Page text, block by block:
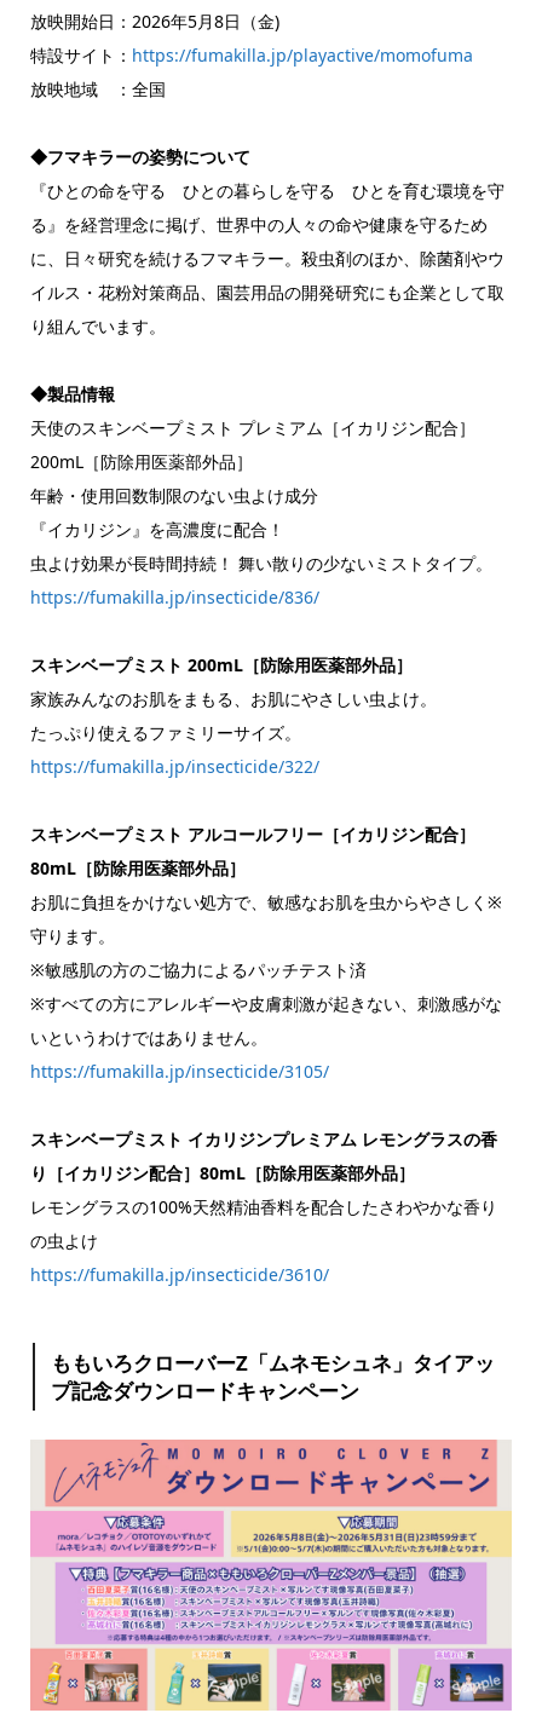
放映開始日：2026年5月8日（金)
特設サイト： https://fumakilla.jp/playactive/momofuma
放映地域 ：全国
◆フマキラーの姿勢について
『ひとの命を守る ひとの暮らしを守る ひとを育む環境を守
る』を経営理念に掲げ、世界中の人々の命や健康を守るため
に、日々研究を続けるフマキラー。殺虫剤のほか、除菌剤やウ
イルス・花粉対策商品、園芸用品の開発研究にも企業として取
り組んでいます。
◆製品情報
天使のスキンベープミスト プレミアム［イカリジン配合］
200mL［防除用医薬部外品］
年齢・使用回数制限のない虫よけ成分
『イカリジン』を高濃度に配合！
虫よけ効果が長時間持続！ 舞い散りの少ないミストタイプ。
https://fumakilla.jp/insecticide/836/
スキンベープミスト 200mL［防除用医薬部外品］
家族みんなのお肌をまもる、お肌にやさしい虫よけ。
たっぷり使えるファミリーサイズ。
https://fumakilla.jp/insecticide/322/
スキンベープミスト アルコールフリー［イカリジン配合］
80mL［防除用医薬部外品］
お肌に負担をかけない処方で、敏感なお肌を虫からやさしく※
守ります。
※敏感肌の方のご協力によるパッチテスト済
※すべての方にアレルギーや皮膚刺激が起きない、刺激感がな
いというわけではありません。
https://fumakilla.jp/insecticide/3105/
スキンベープミスト イカリジンプレミアム レモングラスの香
り［イカリジン配合］80mL［防除用医薬部外品］
レモングラスの100%天然精油香料を配合したさわやかな香り
の虫よけ
https://fumakilla.jp/insecticide/3610/
ももいろクローバーZ「ムネモシュネ」タイアッ
プ記念ダウンロードキャンペーン